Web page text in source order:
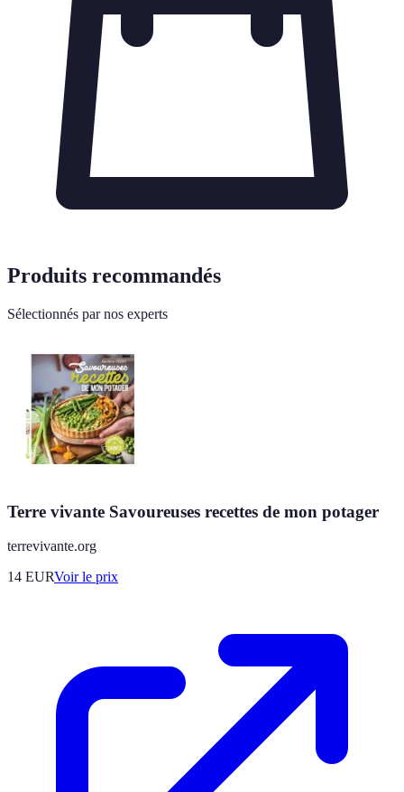
Produits recommandés
Sélectionnés par nos experts
Terre vivante Savoureuses recettes de mon potager
terrevivante.org
14 EURVoir le prix